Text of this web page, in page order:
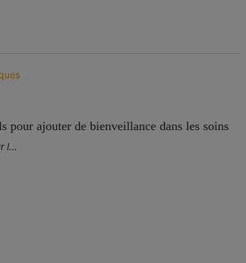
pour ajouter de bienveillance dans les soins
l...